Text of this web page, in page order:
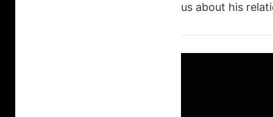
us about his